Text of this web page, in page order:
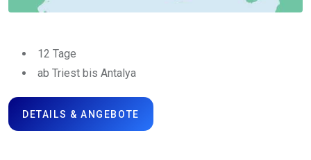
12 Tage
ab Triest bis Antalya
DETAILS & ANGEBOTE